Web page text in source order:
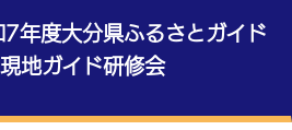
がなをつける
保険・年金
7年度大分県ふるさとガイド
地ガイド研修会